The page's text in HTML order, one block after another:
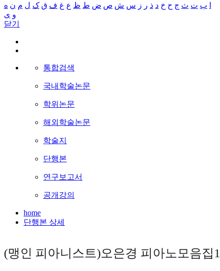
ب ت ث ج ح خ د ذ ر ز س ش ص ض ط ظ ع غ ف ق ک ل م ن ه
و ی
닫기
통합검색
국내학술논문
학위논문
해외학술논문
학술지
단행본
연구보고서
공개강의
home
단행본 상세
(맹인 피아니스트)오은경 피아노모음집